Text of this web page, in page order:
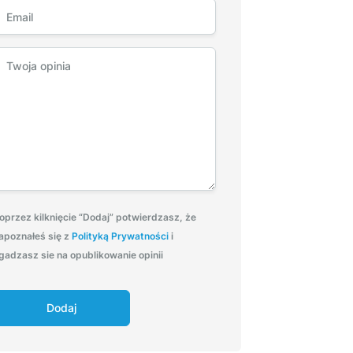
kilknięcie “Dodaj” potwierdzasz, że
się z Polityką Prywatnościi
sie na opublikowanie opinii
Dodaj